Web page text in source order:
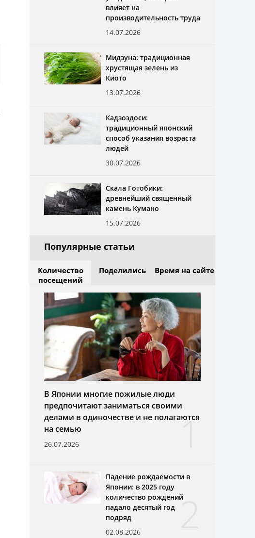
влияет на
производительность труда
14.07.2026
Мидзуна: традиционная
хрустящая зелень из
Киото
13.07.2026
Кадзоэдоси:
традиционный японский
способ указания возраста
людей
30.07.2026
Скала Готобики:
древнейший священный
камень Кумано
15.07.2026
Популярные статьи
Количество
посещений
Поделились Время на сайте
1
В Японии многие пожилые люди
предпочитают заниматься своими
делами в одиночестве и не полагаются
на семью
26.07.2026
2
Падение рождаемости в
Японии: в 2025 году
количество рождений
падало десятый год
подряд
02.08.2026